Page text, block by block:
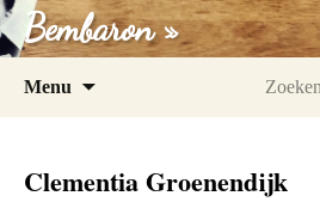
Bembaron »
Menu
Clementia Groenendijk